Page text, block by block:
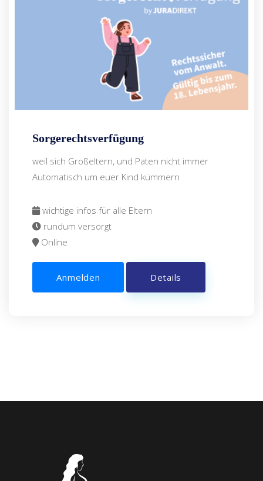
Sorgerechtsverfügung
weil sich Großeltern, und Paten nicht immer
Automatisch um euer Kind kümmern
wichtige infos für alle Eltern
rundum versorgt
Online
Anmelden Details